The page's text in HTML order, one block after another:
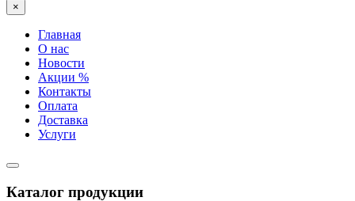
×
Главная
О нас
Новости
Акции %
Контакты
Оплата
Доставка
Услуги
Каталог продукции